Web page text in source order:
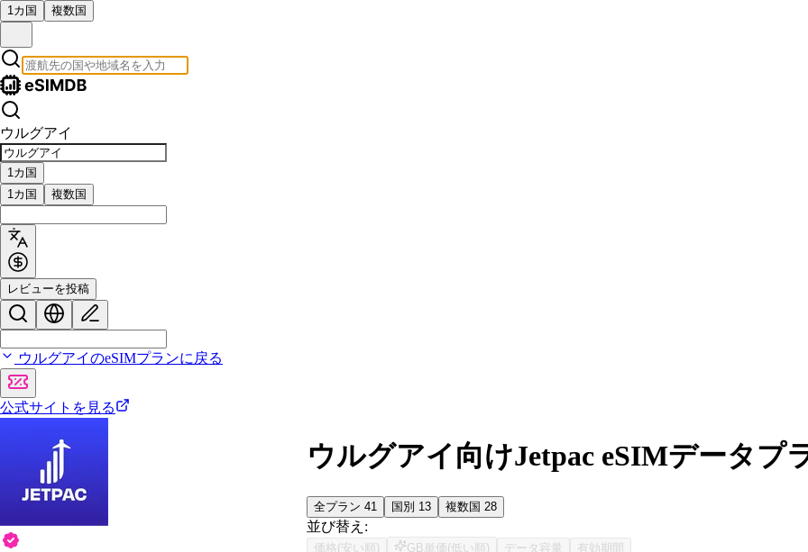
1カ国 複数国
ウルグアイ
1カ国
1カ国
複数国
レビューを投稿
ウルグアイのeSIMプランに戻る
公式サイトを見る
ウルグアイ向けJetpac eSIMデータプ
全プラン 41 国別 13 複数国 28
並び替え:
価格(安い順) GB単価(低い順) データ容量 有効期間